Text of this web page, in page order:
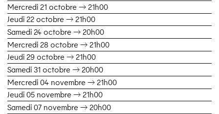
Mercredi 21 octobre → 21h00
Jeudi 22 octobre → 21h00
Samedi 24 octobre → 20h00
Mercredi 28 octobre → 21h00
Jeudi 29 octobre → 21h00
Samedi 31 octobre → 20h00
Mercredi 04 novembre → 21h00
Jeudi 05 novembre → 21h00
Samedi 07 novembre → 20h00